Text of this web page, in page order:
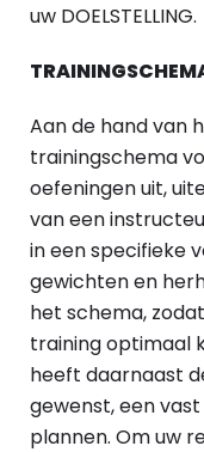
uw DOELSTELLING.
Aan de hand van
trainingschema
oefeningen uit,
van een
in een specifieke
gewichten en
het schema,
training optimaal
heeft daarnaast
gewenst, een
plannen. Om uw